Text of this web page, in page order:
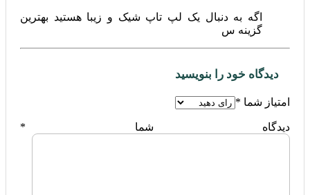
اگه به دنبال یک لپ تاپ شیک و زیبا هستید بهترین
گزینه س
دیدگاه خود را بنویسید
امتیاز شما *
دیدگاه شما *